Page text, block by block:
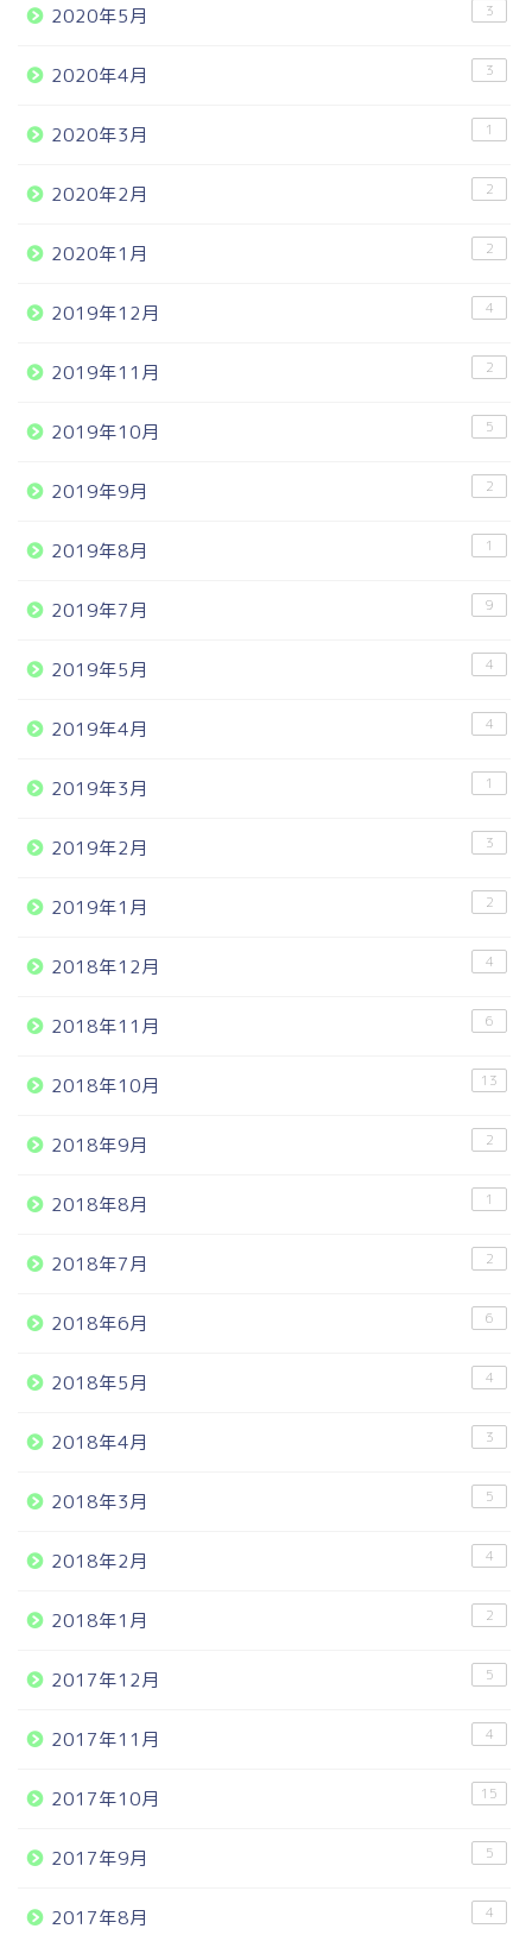
2020年5月 3
2020年4月 3
2020年3月 1
2020年2月 2
2020年1月 2
2019年12月 4
2019年11月 2
2019年10月 5
2019年9月 2
2019年8月 1
2019年7月 9
2019年5月 4
2019年4月 4
2019年3月 1
2019年2月 3
2019年1月 2
2018年12月 4
2018年11月 6
2018年10月 13
2018年9月 2
2018年8月 1
2018年7月 2
2018年6月 6
2018年5月 4
2018年4月 3
2018年3月 5
2018年2月 4
2018年1月 2
2017年12月 5
2017年11月 4
2017年10月 15
2017年9月 5
2017年8月 4